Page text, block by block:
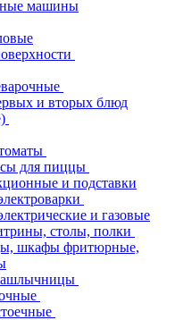
машины
и вторых блюд
для пиццы
и подставки
и газовые
столы, полки
шкафы фритюрные,